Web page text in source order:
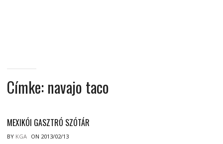
Címke: navajo taco
MEXIKÓI GASZTRÓ SZÓTÁR
BY KGA ON 2013/02/13